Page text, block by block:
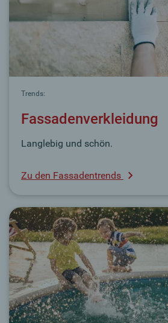
Trends:
Fassadenverkleidung
Langlebig und schön.
Zu den Fassadentrends